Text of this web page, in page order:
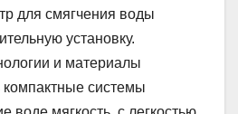
для смягчения воды
установку.
и материалы
компактные системы